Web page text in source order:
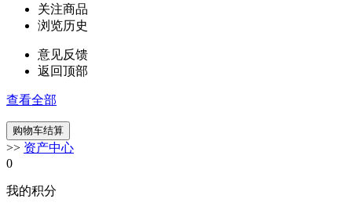
关注商品
浏览历史
意见反馈
返回顶部
查看全部
>> 资产中心
0
我的积分